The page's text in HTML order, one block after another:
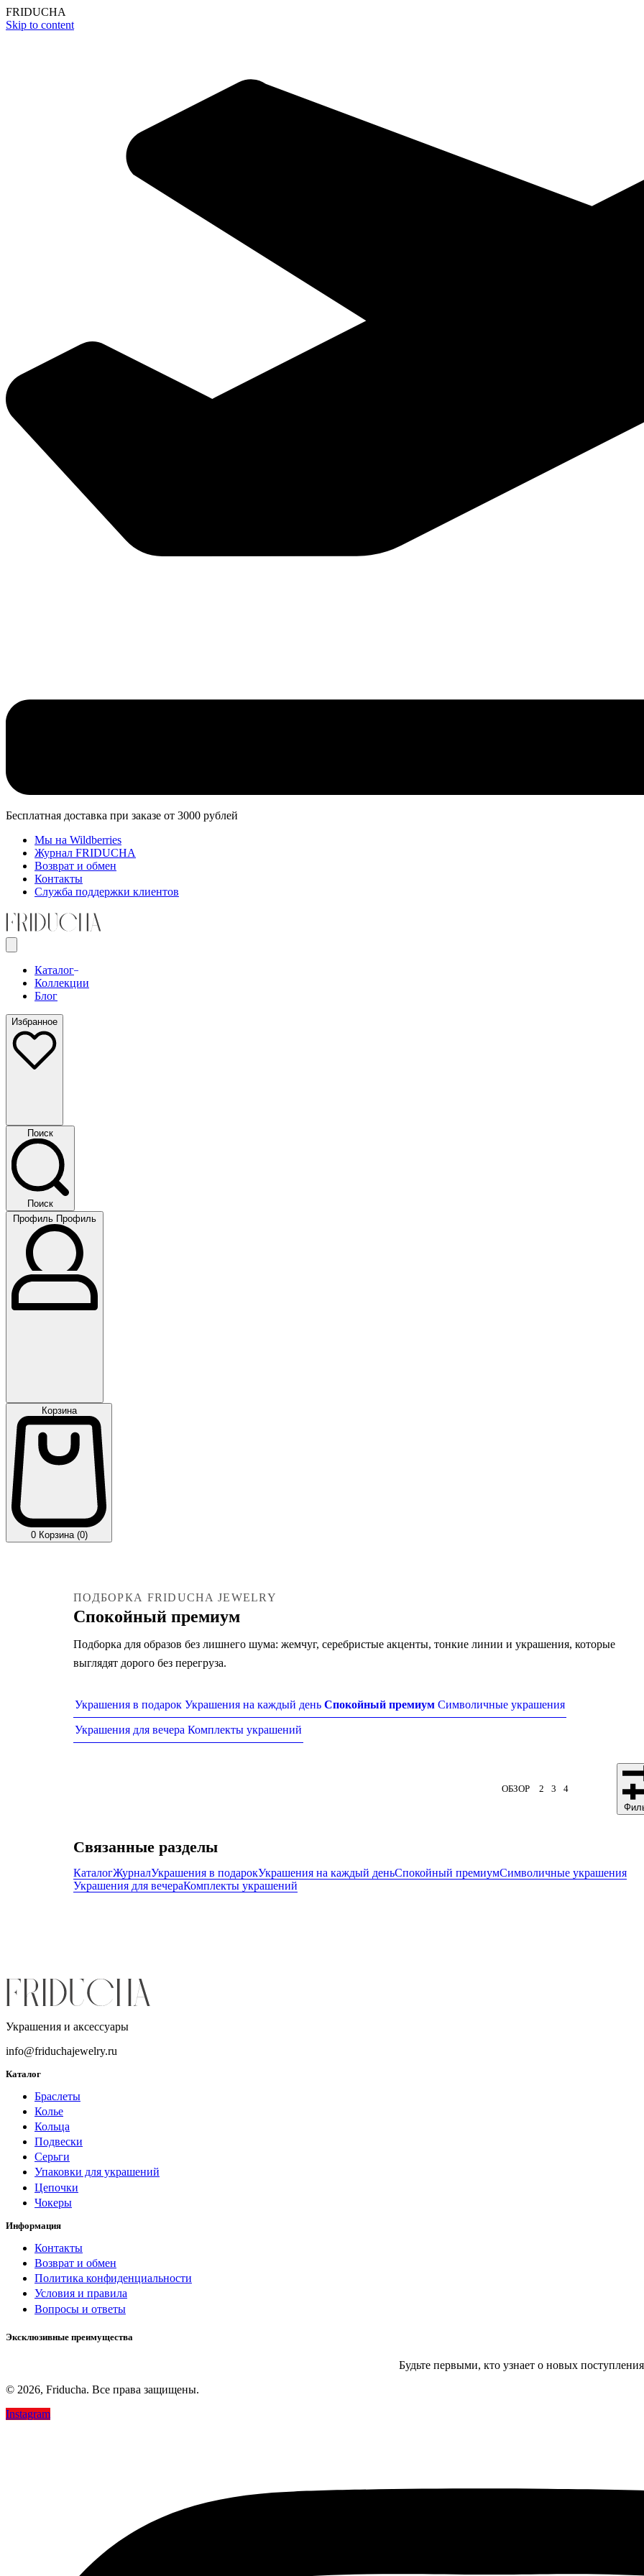
FRIDUCHA
Skip to content
Бесплатная доставка при заказе от 3000 рублей
Мы на Wildberries
Журнал FRIDUCHA
Возврат и обмен
Контакты
Служба поддержки клиентов
Каталог
Коллекции
Блог
Избранное
Поиск
Поиск
Профиль Профиль
Корзина
0 Корзина (0)
ПОДБОРКА FRIDUCHA JEWELRY
Спокойный премиум
Подборка для образов без лишнего шума: жемчуг, серебристые акценты, тонкие линии и украшения, которые
выглядят дорого без перегруза.
Украшения в подарок Украшения на каждый день Спокойный премиум Символичные украшения
Украшения для вечера Комплекты украшений
ОБЗОР 2 3
4
Связанные разделы
КаталогЖурналУкрашения в подарокУкрашения на каждый деньСпокойный премиумСимволичные украшения
Украшения для вечераКомплекты украшений
Украшения и аксессуары
info@friduchajewelry.ru
Каталог
Браслеты
Колье
Кольца
Подвески
Серьги
Упаковки для украшений
Цепочки
Чокеры
Информация
Контакты
Возврат и обмен
Политика конфиденциальности
Условия и правила
Вопросы и ответы
Эксклюзивные преимущества
Будьте первыми, кто узнает о новых
© 2026, Friducha. Все права защищены.
Instagram